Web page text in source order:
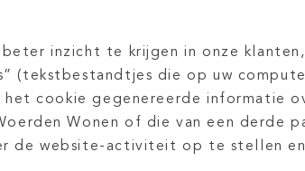
inzicht te krijgen in onze
(tekstbestandtjes die op uw
cookie gegenereerde informatie
Wonen of die van een derde
de website-activiteit op te stellen